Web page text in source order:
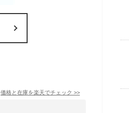
価格と在庫を楽天でチェック >>